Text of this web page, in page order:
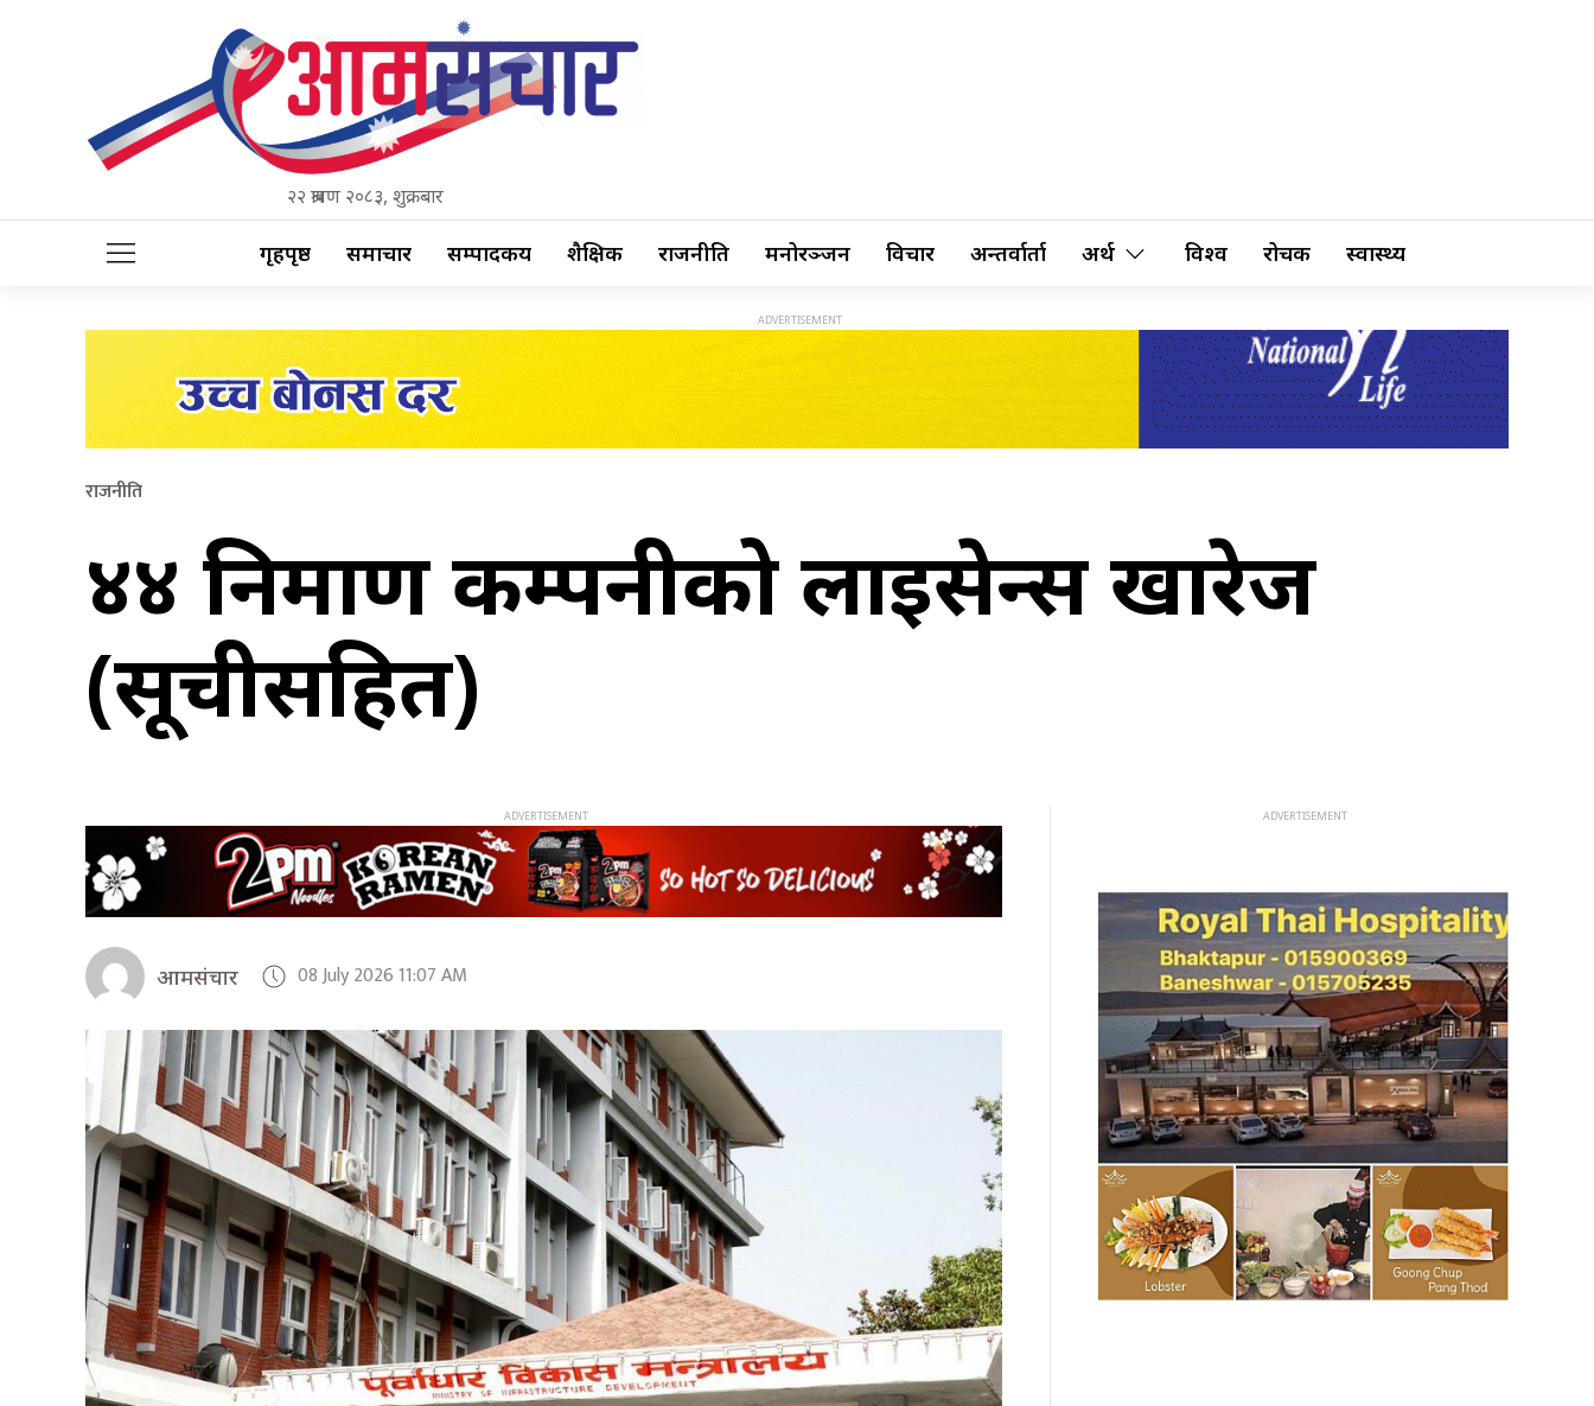
२२ श्रावण २०८३, शुक्रबार
गृहपृष्ठ समाचार सम्पादकीय शैक्षिक राजनीति मनोरञ्जन विचार अन्तर्वार्ता अर्थ विश्व रोचक स्वास्थ्य
राजनीति
४४ निर्माण कम्पनीको लाइसेन्स खारेज
(सूचीसहित)
आमसंचार 08 July 2026 11:07 AM